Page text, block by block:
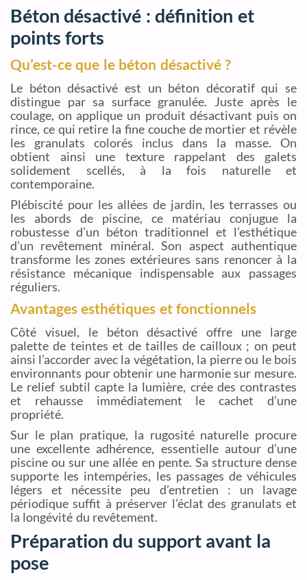
Béton désactivé : définition et
points forts
Qu’est-ce que le béton désactivé ?
Le béton désactivé est un béton décoratif qui se
distingue par sa surface granulée. Juste après le
coulage, on applique un produit désactivant puis on
rince, ce qui retire la fine couche de mortier et révèle
les granulats colorés inclus dans la masse. On
obtient ainsi une texture rappelant des galets
solidement scellés, à la fois naturelle et
contemporaine.
Plébiscité pour les allées de jardin, les terrasses ou
les abords de piscine, ce matériau conjugue la
robustesse d’un béton traditionnel et l’esthétique
d’un revêtement minéral. Son aspect authentique
transforme les zones extérieures sans renoncer à la
résistance mécanique indispensable aux passages
réguliers.
Avantages esthétiques et fonctionnels
Côté visuel, le béton désactivé offre une large
palette de teintes et de tailles de cailloux ; on peut
ainsi l’accorder avec la végétation, la pierre ou le bois
environnants pour obtenir une harmonie sur mesure.
Le relief subtil capte la lumière, crée des contrastes
et rehausse immédiatement le cachet d’une
propriété.
Sur le plan pratique, la rugosité naturelle procure
une excellente adhérence, essentielle autour d’une
piscine ou sur une allée en pente. Sa structure dense
supporte les intempéries, les passages de véhicules
légers et nécessite peu d’entretien : un lavage
périodique suffit à préserver l’éclat des granulats et
la longévité du revêtement.
Préparation du support avant la
pose